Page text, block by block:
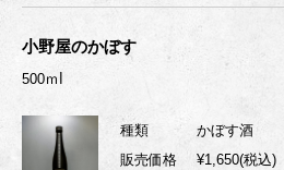
小野屋のかぼす
500ｍⅼ
種類
かぼす酒
販売価格
¥1,650(税込)